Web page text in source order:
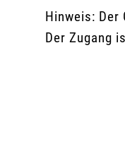
Hinweis:
Der Zugang